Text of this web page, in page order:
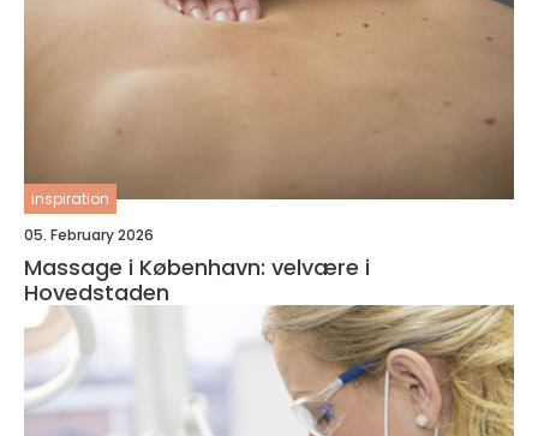
inspiration
05. February 2026
Massage i København: velvære i
Hovedstaden